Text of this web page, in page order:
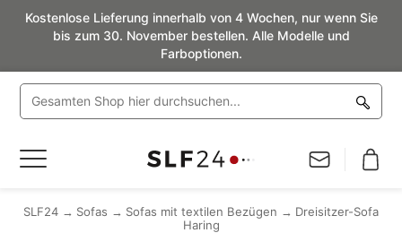
Kostenlose Lieferung innerhalb von 4 Wochen, nur wenn Sie
bis zum 30. November bestellen. Alle Modelle und
Farboptionen.
Navigation
SLF24 Sofas Sofas mit textilen Bezügen
Dreisitzer-Sofa
Haring